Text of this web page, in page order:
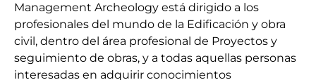
Management Archeology está dirigido a los
profesionales del mundo de la Edificación y obra
civil, dentro del área profesional de Proyectos y
seguimiento de obras, y a todas aquellas personas
interesadas en adquirir conocimientos